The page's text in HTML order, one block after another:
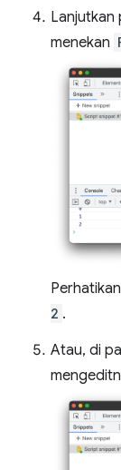
Lanjutkan
menekan
2 .
Atau, di